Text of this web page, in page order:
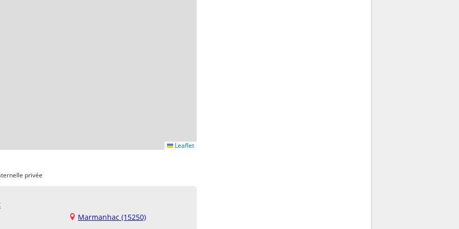
Leaflet
privée
Marmanhac (15250)